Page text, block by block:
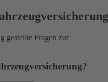
gestellte Fragen zur